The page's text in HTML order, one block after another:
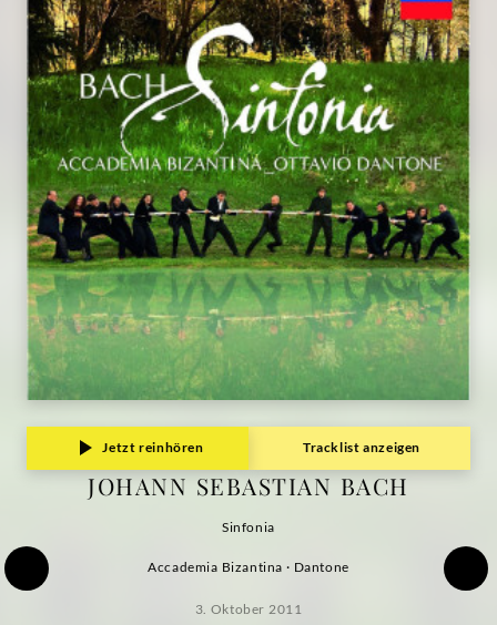
Deutsche
Grammophon
Jetzt reinhören Tracklist anzeigen
JOHANN SEBASTIAN BACH
Sinfonia
Accademia Bizantina · Dantone
3. Oktober 2011